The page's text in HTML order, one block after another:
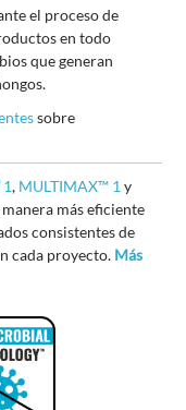
el proceso de
en todo
que generan
sobre
1, MULTIMAX™ 1 y
más eficiente
consistentes de
cada proyecto. Más